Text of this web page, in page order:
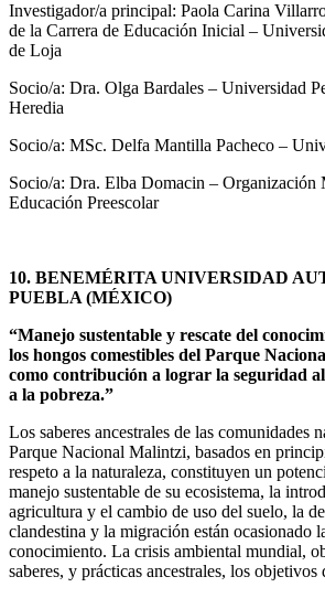
Investigador/a principal: Paola Carina
de la Carrera de Educación Inicial –
de Loja
Socio/a: Dra. Olga Bardales – Universidad
Heredia
Socio/a: MSc. Delfa Mantilla Pacheco –
Socio/a: Dra. Elba Domacin – Organización
Educación Preescolar
10. BENEMÉRITA UNIVERSIDAD
PUEBLA (MÉXICO)
“Manejo sustentable y rescate del
los hongos comestibles del Parque
como contribución a lograr la seguridad
a la pobreza.”
Los saberes ancestrales de las comunidades
Parque Nacional Malintzi, basados en
respeto a la naturaleza, constituyen un
manejo sustentable de su ecosistema, la
agricultura y el cambio de uso del suelo, la
clandestina y la migración están ocasionado
conocimiento. La crisis ambiental mundial,
saberes, y prácticas ancestrales, los objetivos